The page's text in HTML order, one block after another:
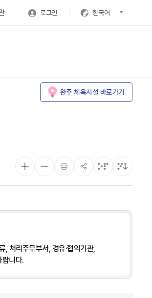
로그인 한국어
완주 체육시설 바로가기
, 처리주무부서, 경유·협의기관,
랍니다.